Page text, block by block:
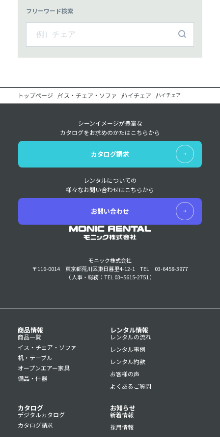
フリーワード検索
トップページ イス・チェア・ソファ ハイチェア ハイチェア
モニック株式会社
〒116-0014 東京都荒川区東日暮里4-12-1
TEL 03-6458-3977
（ 人事・総務：TEL 03–5615-2751 ）
シーンイメージが豊富な
カタログをお求めのかたはこちらから
カタログ請求
レンタルについての
様々なお問い合わせはこちらから
お問い合わせ
商品情報
商品一覧
イス・チェア・ソファ
机・テーブル
オープンエアー家具
備品・什器
レンタル情報
レンタルの流れ
レンタル事例
レンタル約款
お客様の声
よくあるご質問
カタログ
デジタルカタログ
カタログ請求
お知らせ
新着情報
採用情報